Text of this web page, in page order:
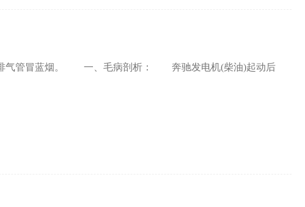
气管冒蓝烟。 一、毛病剖析： 奔驰发电机(柴油)起动后